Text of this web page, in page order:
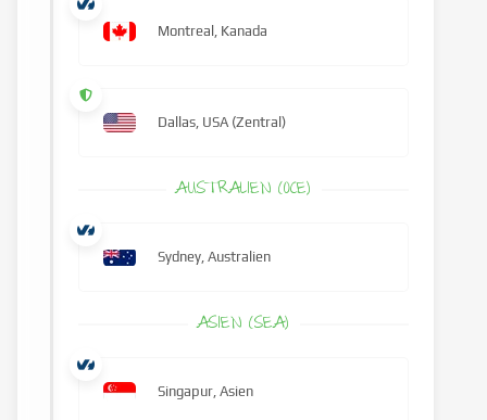
Montreal, Kanada
Dallas, USA (Zentral)
AUSTRALIEN (OCE)
Sydney, Australien
ASIEN (SEA)
Singapur, Asien